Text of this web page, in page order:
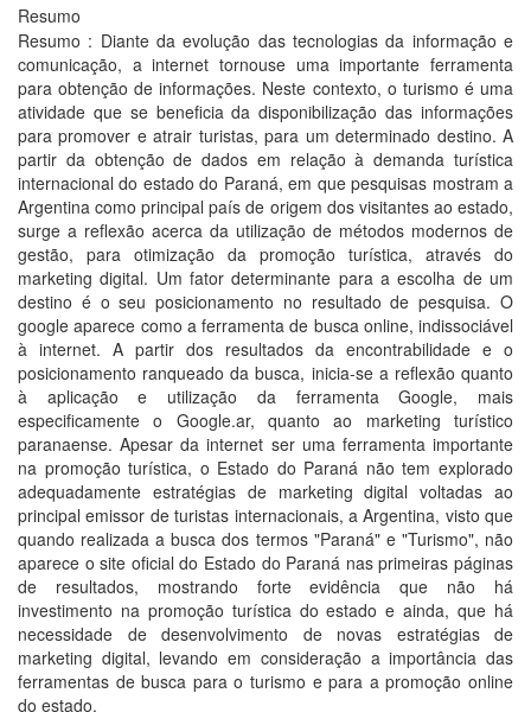
Resumo
Resumo : Diante da evolução das tecnologias da informação e
comunicação, a internet tornouse uma importante ferramenta
para obtenção de informações. Neste contexto, o turismo é uma
atividade que se beneficia da disponibilização das informações
para promover e atrair turistas, para um determinado destino. A
partir da obtenção de dados em relação à demanda turística
internacional do estado do Paraná, em que pesquisas mostram a
Argentina como principal país de origem dos visitantes ao estado,
surge a reflexão acerca da utilização de métodos modernos de
gestão, para otimização da promoção turística, através do
marketing digital. Um fator determinante para a escolha de um
destino é o seu posicionamento no resultado de pesquisa. O
google aparece como a ferramenta de busca online, indissociável
à internet. A partir dos resultados da encontrabilidade e o
posicionamento ranqueado da busca, inicia-se a reflexão quanto
à aplicação e utilização da ferramenta Google, mais
especificamente o Google.ar, quanto ao marketing turístico
paranaense. Apesar da internet ser uma ferramenta importante
na promoção turística, o Estado do Paraná não tem explorado
adequadamente estratégias de marketing digital voltadas ao
principal emissor de turistas internacionais, a Argentina, visto que
quando realizada a busca dos termos "Paraná" e "Turismo", não
aparece o site oficial do Estado do Paraná nas primeiras páginas
de resultados, mostrando forte evidência que não há
investimento na promoção turística do estado e ainda, que há
necessidade de desenvolvimento de novas estratégias de
marketing digital, levando em consideração a importância das
ferramentas de busca para o turismo e para a promoção online
do estado.